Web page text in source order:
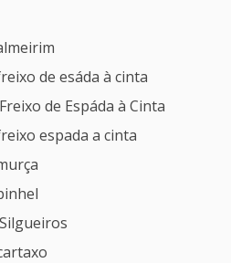
de esáda à cinta
de Espáda à Cinta
espada a cinta